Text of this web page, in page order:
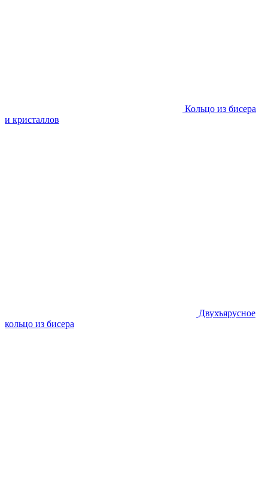
Кольцо из бисера
и кристаллов
Двухъярусное
кольцо из бисера